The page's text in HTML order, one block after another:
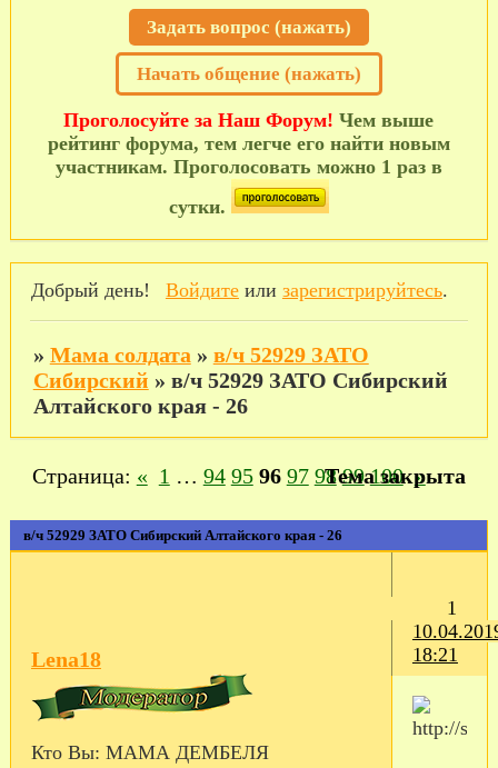
Задать вопрос (нажать)
Начать общение (нажать)
Проголосуйте за Наш Форум! Чем выше
рейтинг форума, тем легче его найти новым
участникам. Проголосовать можно 1 раз в
сутки.
Добрый день! Войдитеили зарегистрируйтесь.
» Мама солдата » в/ч 52929 ЗАТО
Сибирский » в/ч 52929 ЗАТО Сибирский
Алтайского края - 26
в/ч 52929 ЗАТО Сибирский Алтайского края - 26
Страница: « 1 … 94 95 96 97 98 99 100 »
Тема закрыта
1
18:21
Lena18
Кто Вы: МАМА ДЕМБЕЛЯ